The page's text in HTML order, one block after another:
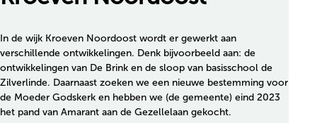
In de wijk Kroeven Noordoost wordt er gewerkt aan
verschillende ontwikkelingen. Denk bijvoorbeeld aan: de
ontwikkelingen van De Brink en de sloop van basisschool de
Zilverlinde. Daarnaast zoeken we een nieuwe bestemming voor
de Moeder Godskerk en hebben we (de gemeente) eind 2023
het pand van Amarant aan de Gezellelaan gekocht.